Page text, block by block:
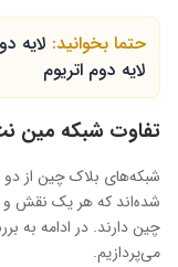
حتما بخوانید: لایه
لایه دوم اتریوم
تفاوت شبکه مین
شده‌اند که هر یک نقش و
چین دارند. در ادامه
می‌پردازیم.